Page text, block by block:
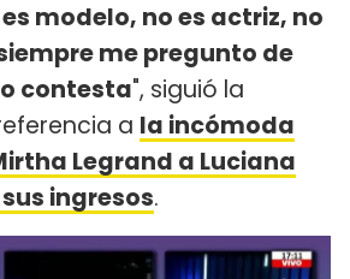
modelo, no es actriz, no
me pregunto de
contesta", siguió la
a la incómoda
Legrand a Luciana
ingresos.